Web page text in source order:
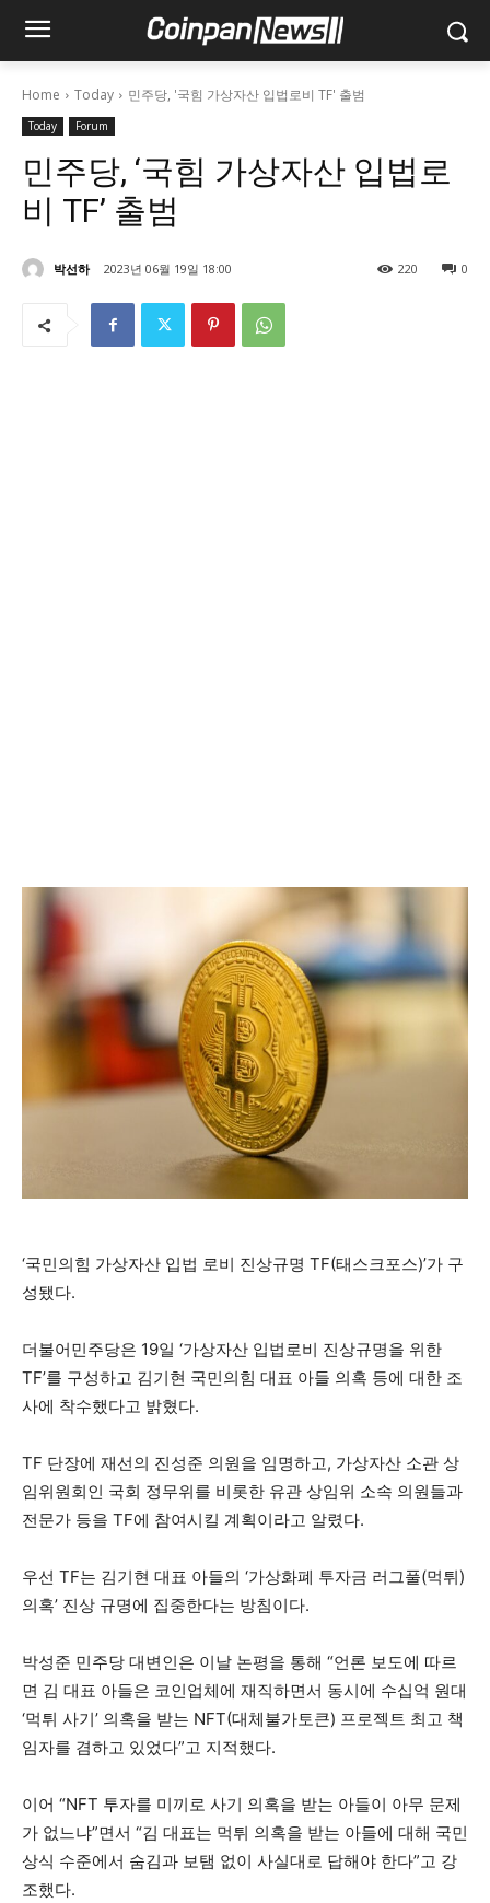
Home Today 민주당, '국힘 가상자산 입법로비 TF' 출범
Today Forum
민주당, ‘국힘 가상자산 입법로
비 TF’ 출범
박선하 2023년 06월 19일 18:00 0
220
‘국민의힘 가상자산 입법 로비 진상규명 TF(태스크포스)’가 구
성됐다.
더불어민주당은 19일 ‘가상자산 입법로비 진상규명을 위한
TF’를 구성하고 김기현 국민의힘 대표 아들 의혹 등에 대한 조
사에 착수했다고 밝혔다.
TF 단장에 재선의 진성준 의원을 임명하고, 가상자산 소관 상
임위원회인 국회 정무위를 비롯한 유관 상임위 소속 의원들과
전문가 등을 TF에 참여시킬 계획이라고 알렸다.
우선 TF는 김기현 대표 아들의 ‘가상화폐 투자금 러그풀(먹튀)
의혹’ 진상 규명에 집중한다는 방침이다.
박성준 민주당 대변인은 이날 논평을 통해 “언론 보도에 따르
면 김 대표 아들은 코인업체에 재직하면서 동시에 수십억 원대
‘먹튀 사기’ 의혹을 받는 NFT(대체불가토큰) 프로젝트 최고 책
임자를 겸하고 있었다”고 지적했다.
이어 “NFT 투자를 미끼로 사기 의혹을 받는 아들이 아무 문제
가 없느냐”면서 “김 대표는 먹튀 의혹을 받는 아들에 대해 국민
상식 수준에서 숨김과 보탬 없이 사실대로 답해야 한다”고 강
조했다.